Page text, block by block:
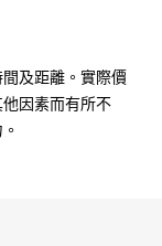
及距離。實際價
因素而有所不